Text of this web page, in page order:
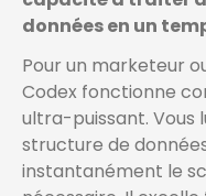
données en un
Pour un marketeur
Codex fonctionne
ultra-puissant. Vous
structure de
instantanément le